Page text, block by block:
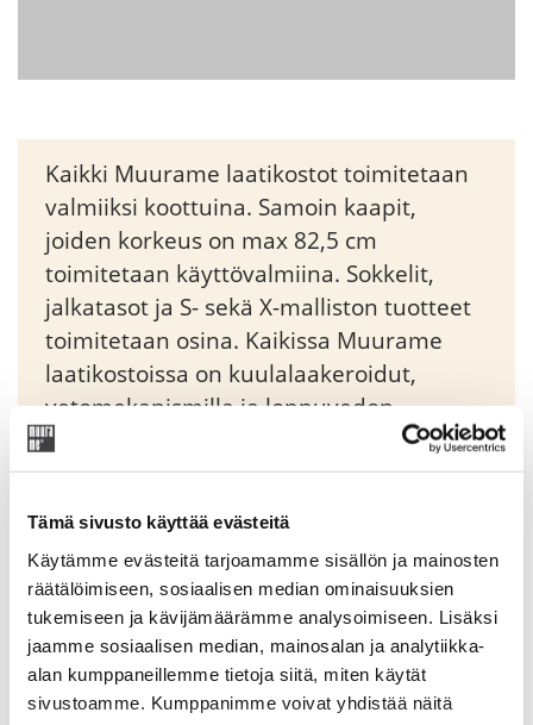
Tämä sivusto käyttää evästeitä
Käytämme evästeitä tarjoamamme sisällön ja mainosten
räätälöimiseen, sosiaalisen median ominaisuuksien
tukemiseen ja kävijämäärämme analysoimiseen. Lisäksi
jaamme sosiaalisen median, mainosalan ja analytiikka-
alan kumppaneillemme tietoja siitä, miten käytät
sivustoamme. Kumppanimme voivat yhdistää näitä
Kaikki Muurame laatikostot toimitetaan
valmiiksi koottuina. Samoin kaapit,
joiden korkeus on max 82,5 cm
toimitetaan käyttövalmiina. Sokkelit,
jalkatasot ja S- sekä X-malliston tuotteet
toimitetaan osina. Kaikissa Muurame
laatikostoissa on kuulalaakeroidut,
vetomekanismilla ja loppuvedon
vaimennuksella varustetut
piiloliukukiskot. Moduli-yksikköjä voidaan
liittää sivusuunnassa toisiinsa tai pinota
päällekkäin sitä varten suunniteltujen
imukuppien avulla.
385,00€
Original
price
327,25€
Current
price